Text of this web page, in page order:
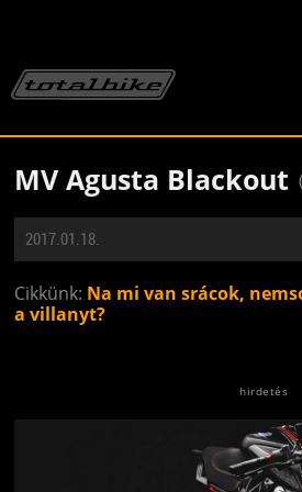
MV Agusta Blackout
2017.01.18.
Cikkünk: Na mi van srácok,
a villanyt?
Jön még